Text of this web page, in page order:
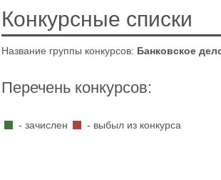
Конкурсные списки
Название группы конкурсов: Банковское
Перечень конкурсов:
- зачислен - выбыл из конкурса